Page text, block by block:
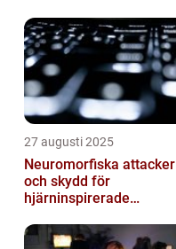
27 augusti 2025
Neuromorfiska attacker
och skydd för
hjärninspirerade